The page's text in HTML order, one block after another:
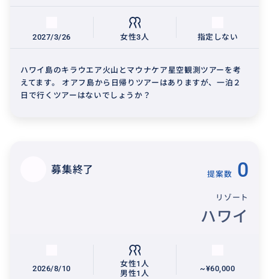
2027/3/26 女性3人 指定しない
ハワイ島のキラウエア火山とマウナケア星空観測ツアーを考
えてます。 オアフ島から日帰りツアーはありますが、一泊２
日で行くツアーはないでしょうか？
募集終了 提案数 0
リゾート
ハワイ
2026/8/10
女性1人
男性1人
~¥60,000